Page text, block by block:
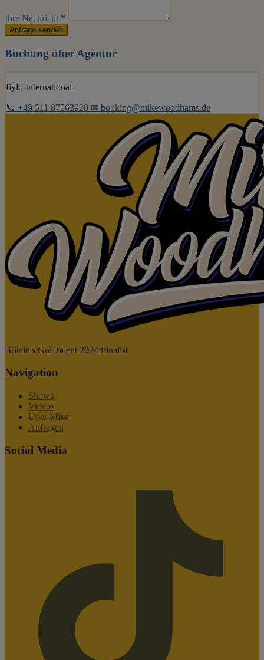
Ihre Nachricht *
Anfrage senden
Buchung über Agentur
fiylo International
📞 +49 511 87563920 ✉ booking@mikewoodhams.de
Britain's Got Talent 2024 Finalist
Navigation
Shows
Videos
Über Mike
Anfragen
Social Media